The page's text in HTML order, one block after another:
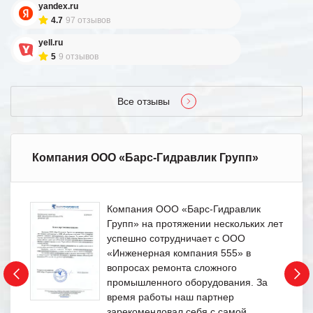
yandex.ru
4.7 97 отзывов
yell.ru
5 9 отзывов
Все отзывы
Компания ООО «Барс-Гидравлик Групп»
Компания ООО «Барс-Гидравлик
Групп» на протяжении нескольких лет
успешно сотрудничает с ООО
«Инженерная компания 555» в
вопросах ремонта сложного
промышленного оборудования. За
время работы наш партнер